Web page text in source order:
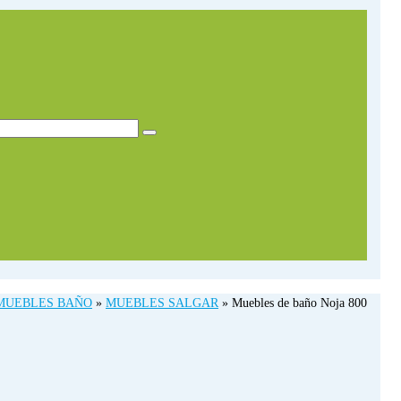
BAÑO » MUEBLES SALGAR » Muebles de baño Noja 800